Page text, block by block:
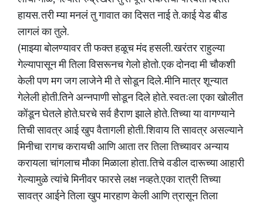
हायस. तरी म्या मनलं तु गावात का दिसत नाई ते. काई येड बीड
लागलं का तुले.
(माझ्या बोलण्यावर ती फक्त हळूच मंद हसली. खरंतर राहुल्या
गेल्यापासून मी तिला विसरूनच गेलो होतो. एक दोनदा मी चौकशी
केली पण मग जग लाजेने मी ते सोडून दिले. मीनि मात्र शून्यात
गेलेली होती.तिने अन्नपाणी सोडून दिले होते. स्वतःला एका खोलीत
कोंडून घेतले होते.घरचे सर्व हैराण झाले होते. तिच्या या वागण्याने
तिची सावत्र आई खुप वैतागली होती. शिवाय ति सावत्र असल्याने
मिनीचा रागच करायची आणि आता तर तिला तिच्यावर अन्याय
करायला चांगलाच मौका मिळाला होता. तिचे वडील दारूच्या आहारी
गेल्यामुळे त्यांचे मिनीवर फारसे लक्ष नव्हते.एका रात्री तिच्या
सावत्र आईने तिला खुप मारहाण केली आणि त्रासून तिला